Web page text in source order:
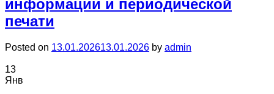
информации и периодической
печати
Posted on 13.01.202613.01.2026 by admin
13
Янв